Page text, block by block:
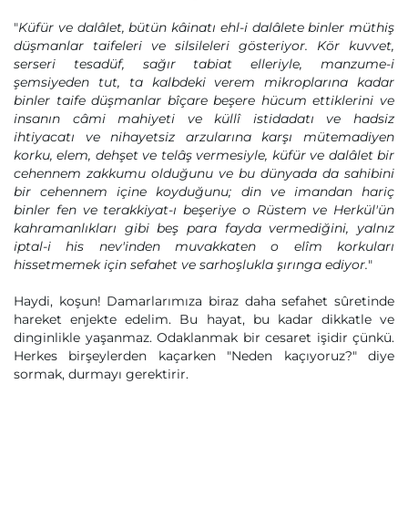
"Küfür ve dalâlet, bütün kâinatı ehl-i dalâlete binler müthiş
düşmanlar taifeleri ve silsileleri gösteriyor. Kör kuvvet,
serseri tesadüf, sağır tabiat elleriyle, manzume-i
şemsiyeden tut, ta kalbdeki verem mikroplarına kadar
binler taife düşmanlar bîçare beşere hücum ettiklerini ve
insanın câmi mahiyeti ve küllî istidadatı ve hadsiz
ihtiyacatı ve nihayetsiz arzularına karşı mütemadiyen
korku, elem, dehşet ve telâş vermesiyle, küfür ve dalâlet bir
cehennem zakkumu olduğunu ve bu dünyada da sahibini
bir cehennem içine koyduğunu; din ve imandan hariç
binler fen ve terakkiyat-ı beşeriye o Rüstem ve Herkül'ün
kahramanlıkları gibi beş para fayda vermediğini, yalnız
iptal-i his nev'inden muvakkaten o elîm korkuları
hissetmemek için sefahet ve sarhoşlukla şırınga ediyor."
Haydi, koşun! Damarlarımıza biraz daha sefahet sûretinde
hareket enjekte edelim. Bu hayat, bu kadar dikkatle ve
dinginlikle yaşanmaz. Odaklanmak bir cesaret işidir çünkü.
Herkes birşeylerden kaçarken "Neden kaçıyoruz?" diye
sormak, durmayı gerektirir.